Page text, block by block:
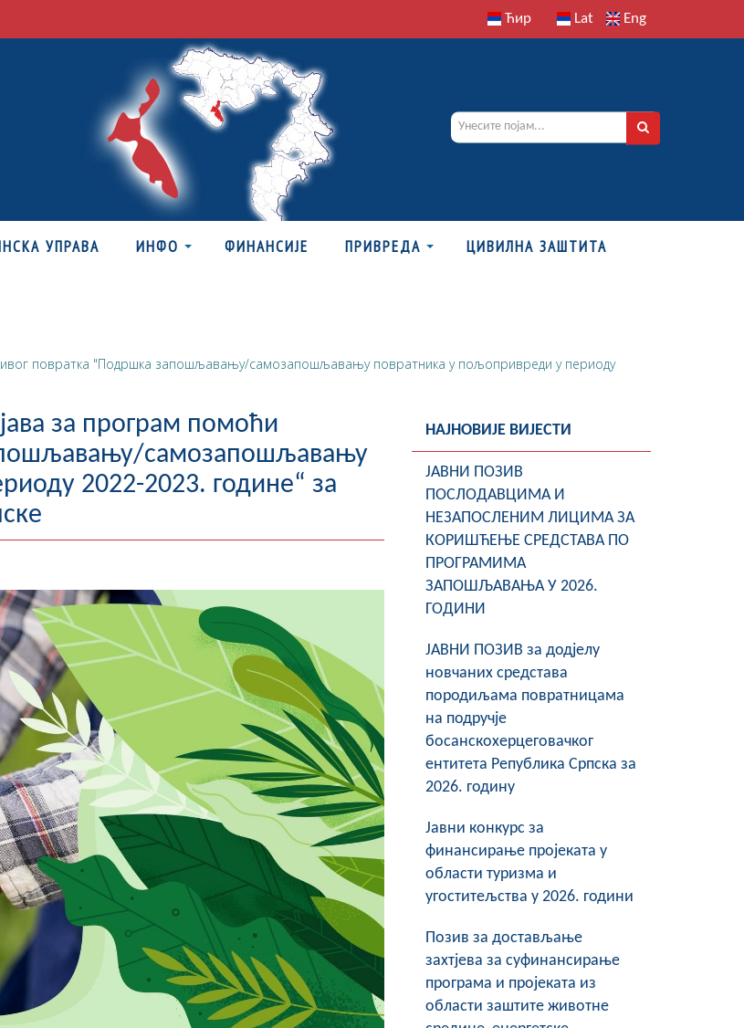
Ћир Lat Eng
УПРАВА ИНФО ФИНАНСИЈЕ ПРИВРЕДА ЦИВИЛНА ЗАШТИТА
повратка "Подршка запошљавању/самозапошљавању повратника у пољопривреди у периоду
за програм помоћи
самозапошљавању
2022-2023. године“ за
НАЈНОВИЈЕ ВИЈЕСТИ
ЈАВНИ ПОЗИВ
ПОСЛОДАВЦИМА И
НЕЗАПОСЛЕНИМ ЛИЦИМА ЗА
КОРИШЋЕЊЕ СРЕДСТАВА ПО
ПРОГРАМИМА
ЗАПОШЉАВАЊА У 2026.
ГОДИНИ
ЈАВНИ ПОЗИВ за додјелу
новчаних средстава
породиљама повратницама
на подручје
босанскохерцеговачког
ентитета Република Српска за
2026. годину
Јавни конкурс за
финансирање пројеката у
области туризма и
угоститељства у 2026. години
Позив за достављање
захтјева за суфинансирање
програма и пројеката из
области заштите животне